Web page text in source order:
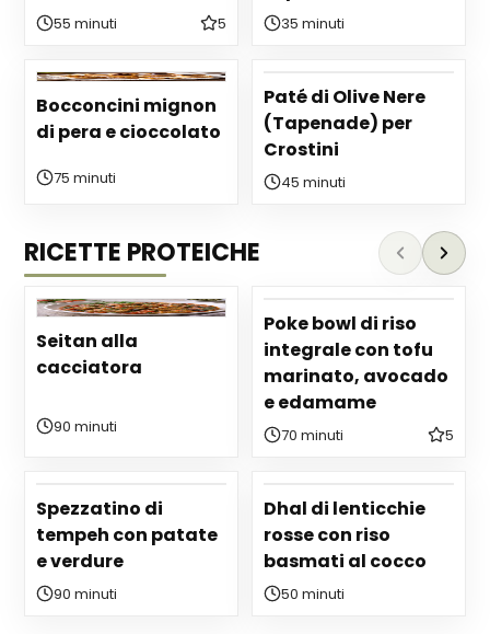
55 minuti 5 35 minuti
Bocconcini mignon
di pera e cioccolato
75 minuti
Paté di Olive Nere
(Tapenade) per
Crostini
45 minuti
RICETTE PROTEICHE
Seitan alla
cacciatora
90 minuti
Poke bowl di riso
integrale con tofu
marinato, avocado
e edamame
70 minuti 5
Spezzatino di
tempeh con patate
e verdure
90 minuti
Dhal di lenticchie
rosse con riso
basmati al cocco
50 minuti